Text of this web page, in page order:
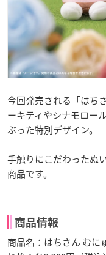
今回発売される「はち
ーキティやシナモロー
ぶった特別デザイン。
手触りにこだわったぬ
商品です。
商品情報
商品名：はちさん むに